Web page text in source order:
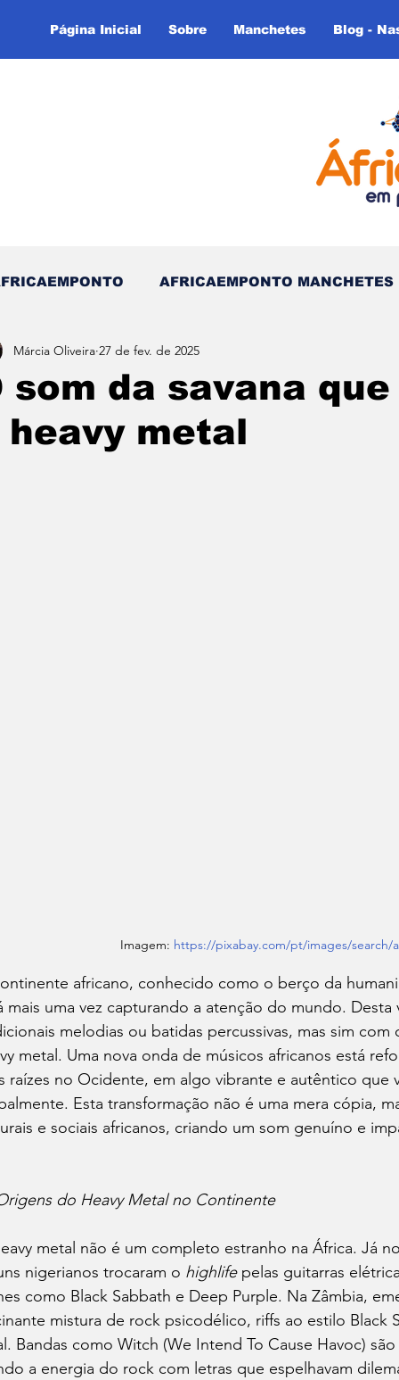
Página Inicial Sobre Manchetes Blog -
AFRICAEMPONTO MANCHETES
do Tempo - (Blog) Nas linhas do Tempo (Blog -
som da savana
heavy metal
Márcia Oliveira 27 de fev. de 2025
Imagem: https://pixabay.com/pt/images/search/
africano, conhecido como o berço da
mais uma vez capturando a atenção do mundo.
melodias ou batidas percussivas, mas sim
metal. Uma nova onda de músicos africanos está
raízes no Ocidente, em algo vibrante e autêntico que
Esta transformação não é uma mera cópia,
e sociais africanos, criando um som genuíno e
do Heavy Metal no Continente
metal não é um completo estranho na África. Já
nigerianos trocaram o highlife pelas guitarras
como Black Sabbath e Deep Purple. Na Zâmbia,
mistura de rock psicodélico, riffs ao estilo Black
Bandas como Witch (We Intend To Cause Havoc)
a energia do rock com letras que espelhavam